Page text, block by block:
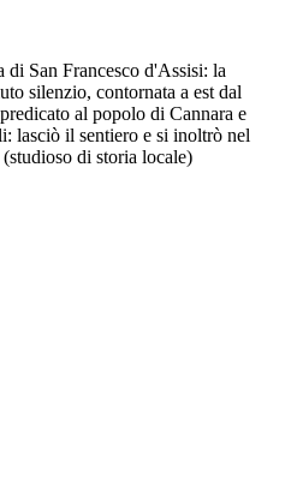
San Francesco d'Assisi: la
silenzio, contornata a est dal
al popolo di Cannara e
lasciò il sentiero e si inoltrò nel
di storia locale)